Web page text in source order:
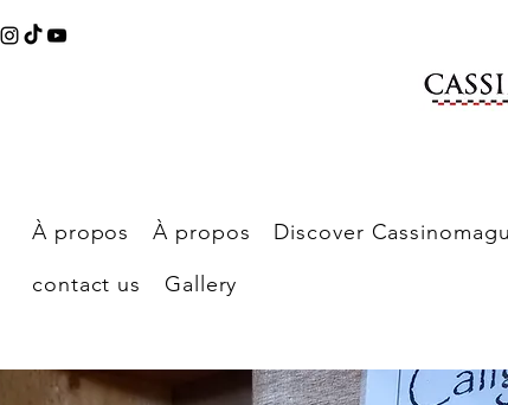
À propos À propos Discover
contact us
Gallery